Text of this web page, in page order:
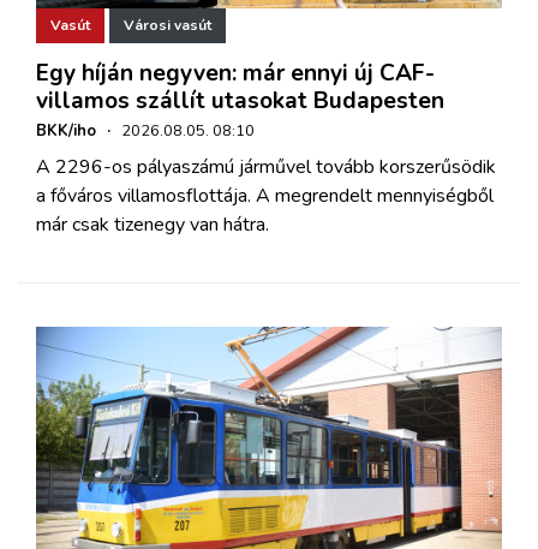
Vasút Városi vasút
Egy híján negyven: már ennyi új CAF-
villamos szállít utasokat Budapesten
BKK/iho · 2026.08.05. 08:10
A 2296-os pályaszámú járművel tovább korszerűsödik
a főváros villamosflottája. A megrendelt mennyiségből
már csak tizenegy van hátra.